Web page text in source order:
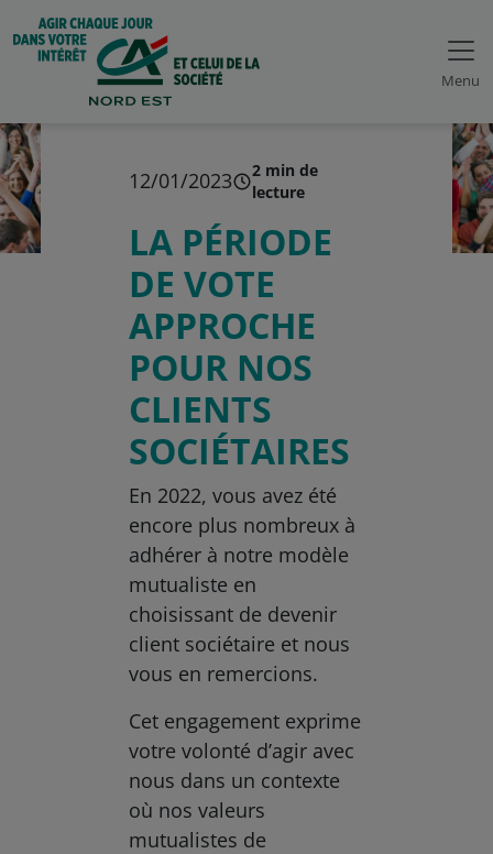
Menu
12/01/2023
2 min de
lecture
LA PÉRIODE
DE VOTE
APPROCHE
POUR NOS
CLIENTS
SOCIÉTAIRES
En 2022, vous avez été
encore plus nombreux à
adhérer à notre modèle
mutualiste en
choisissant de devenir
client sociétaire et nous
vous en remercions.
Cet engagement exprime
votre volonté d’agir avec
nous dans un contexte
où nos valeurs
mutualistes de